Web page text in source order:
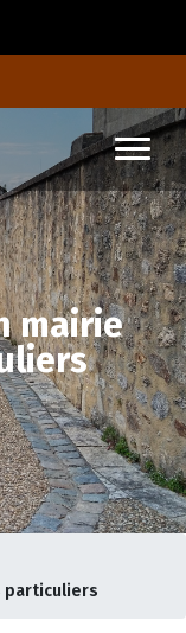
mairie
particuliers